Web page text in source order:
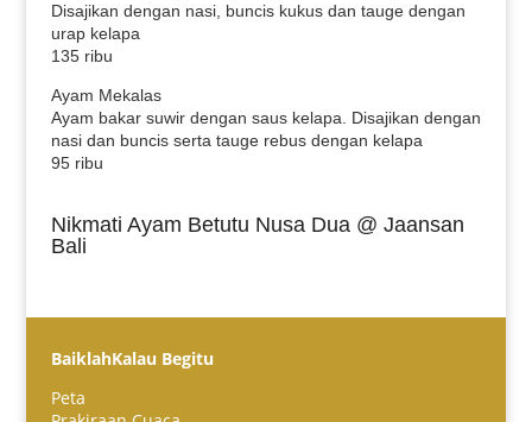
Disajikan dengan nasi, buncis kukus dan tauge dengan
urap kelapa
135 ribu
Ayam Mekalas
Ayam bakar suwir dengan saus kelapa. Disajikan dengan
nasi dan buncis serta tauge rebus dengan kelapa
95 ribu
Nikmati Ayam Betutu Nusa Dua @ Jaansan
Bali
BaiklahKalau Begitu
Peta